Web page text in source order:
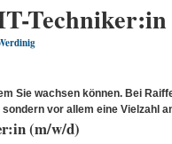
Sie wachsen können. Bei
vor allem eine Vielzahl
(m/w/d)